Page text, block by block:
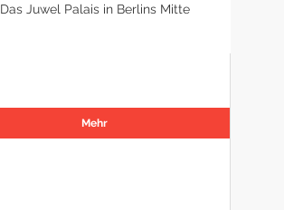
Das Juwel Palais in Berlins Mitte
Mehr